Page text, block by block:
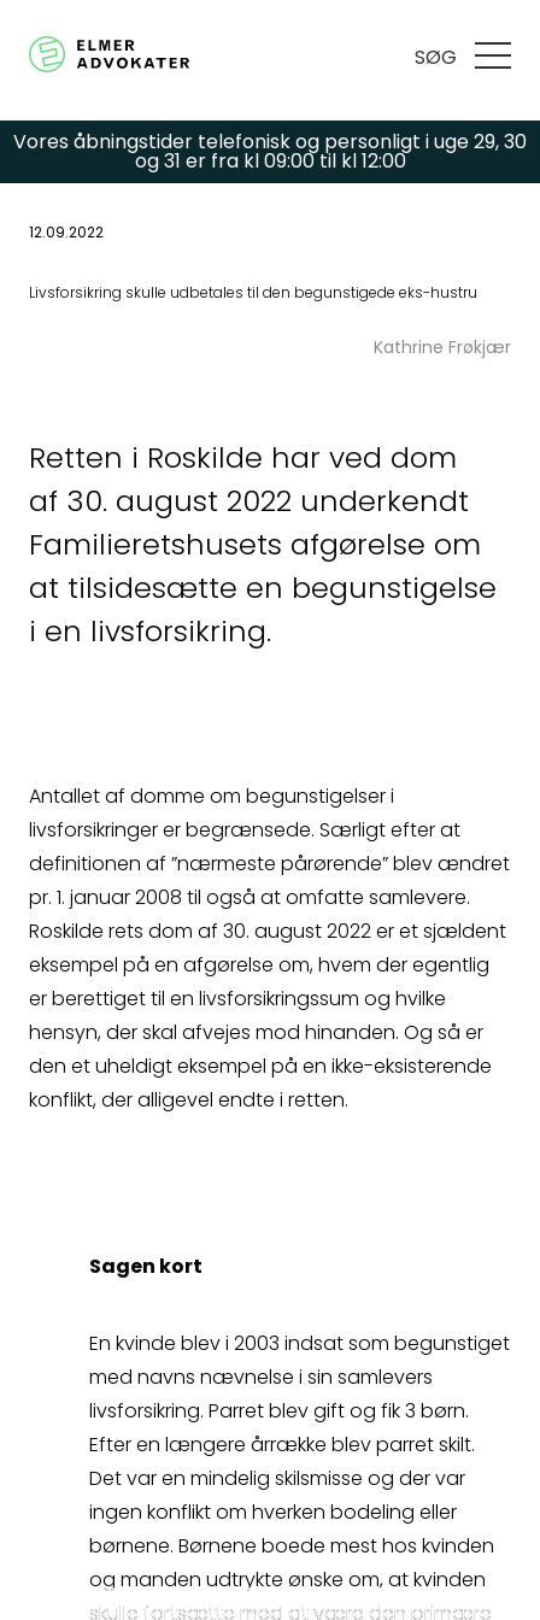
SØG
Vores åbningstider telefonisk og personligt i uge 29, 30
og 31 er fra kl 09:00 til kl 12:00
Spørgsmål
Erstatningsopgørelse
Kontakt
Kontakt
Fagområder
Har du spørgsmål
eller brug for hjælp?
kontaktformularen,
så kontakter vi dig
hurtigst muligt.
12.09.2022
Livsforsikring skulle udbetales til den begunstigede eks-hustru
Kathrine Frøkjær
Retten i Roskilde har ved dom
af 30. august 2022 underkendt
Familieretshusets afgørelse om
at tilsidesætte en begunstigelse
i en livsforsikring.
Antallet af domme om begunstigelser i
livsforsikringer er begrænsede. Særligt efter at
definitionen af ”nærmeste pårørende” blev ændret
pr. 1. januar 2008 til også at omfatte samlevere.
Roskilde rets dom af 30. august 2022 er et sjældent
eksempel på en afgørelse om, hvem der egentlig
er berettiget til en livsforsikringssum og hvilke
hensyn, der skal afvejes mod hinanden. Og så er
den et uheldigt eksempel på en ikke-eksisterende
konflikt, der alligevel endte i retten.
Sagen kort
En kvinde blev i 2003 indsat som begunstiget
med navns nævnelse i sin samlevers
livsforsikring. Parret blev gift og fik 3 børn.
Efter en længere årrække blev parret skilt.
Det var en mindelig skilsmisse og der var
ingen konflikt om hverken bodeling eller
børnene. Børnene boede mest hos kvinden
og manden udtrykte ønske om, at kvinden
skulle fortsætte med at være den primære